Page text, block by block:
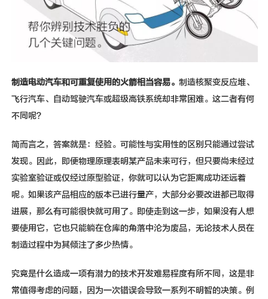
制造电动汽车和可重复使用的火箭相当容易。 制造核聚变反应堆、
飞行汽车、自动驾驶汽车或超级高铁系统却非常困难。这二者有何
不同呢？
简而言之，答案就是：经验。可能性与实用性的区别只能通过尝试
发现。因此，即便物理原理表明某产品未来可行，但只要尚未经过
实验室验证或仅经过原型验证，你就可以认为它距离成功还远着
呢。如果该产品相应的版本已进行量产，大部分必要改进都已取得
进展，那么有可能很快就可用了。即使走到这一步，如果没有人想
要使用它，它也只能躺在仓库的角落中沦为废品，无论技术人员在
制造过程中为其倾注了多少热情。
究竟是什么造成一项有潜力的技术开发难易程度有所不同，这是非
常值得考虑的问题，因为一次错误会导致一系列不明智的决策。例